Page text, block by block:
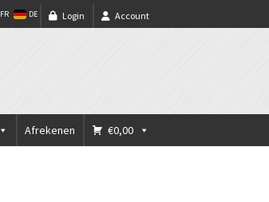
Account
Login
FR DE
€0,00
Afrekenen